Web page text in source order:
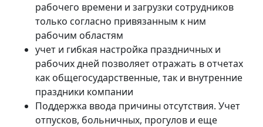
рабочего времени и загрузки сотрудников
только согласно привязанным к ним
рабочим областям
учет и гибкая настройка праздничных и
рабочих дней позволяет отражать в отчетах
как общегосударственные, так и внутренние
праздники компании
Поддержка ввода причины отсутствия. Учет
отпусков, больничных, прогулов и еще